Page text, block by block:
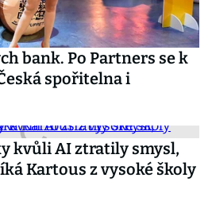
bank. Po Partners se k
spořitelna i
kvůli AI ztratily smysl,
Kartous z vysoké školy